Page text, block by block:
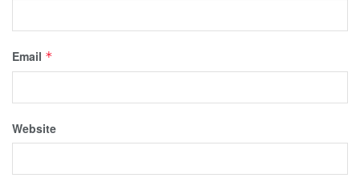
Email *
Website